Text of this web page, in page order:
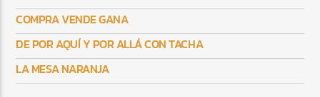
COMPRA VENDE GANA
DE POR AQUÍ Y POR ALLÁ CON TACHA
LA MESA NARANJA